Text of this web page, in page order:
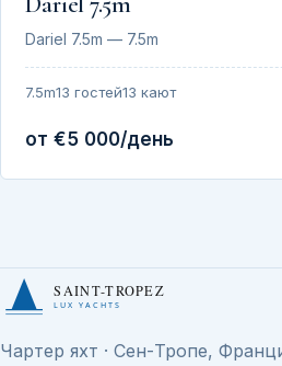
Dariel 7.5m — 7.5m
7.5m13 гостей13 кают
от €5 000/день
SAINT-TROPEZ
LUX YACHTS
Чартер яхт · Сен-Тропе,